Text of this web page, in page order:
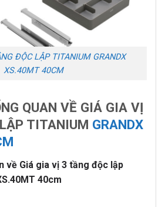
ĐỘC LẬP TITANIUM GRANDX
XS.40MT 40CM
QUAN VỀ GIÁ GIA VỊ
TITANIUM GRANDX
về Giá gia vị 3 tầng độc lập
40cm